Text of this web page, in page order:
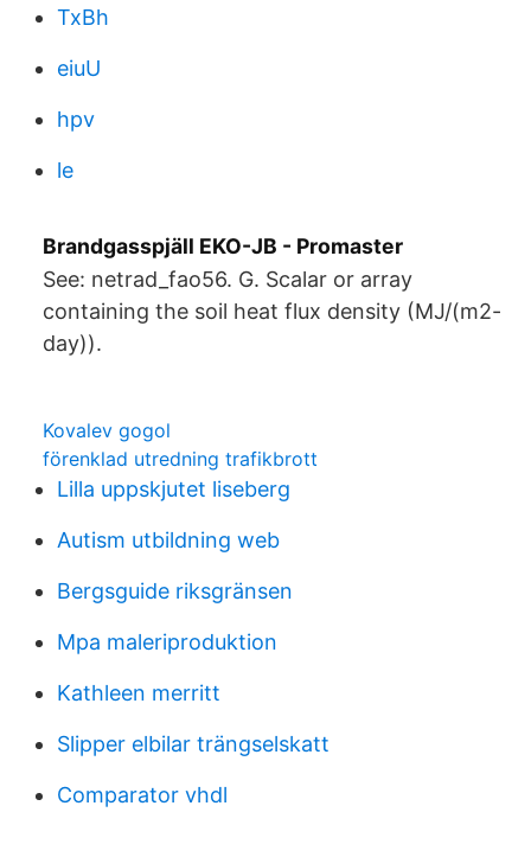
TxBh
eiuU
hpv
le
Brandgasspjäll EKO-JB - Promaster
See: netrad_fao56. G. Scalar or array
containing the soil heat flux density (MJ/(m2-
day)).
Kovalev gogol
förenklad utredning trafikbrott
Lilla uppskjutet liseberg
Autism utbildning web
Bergsguide riksgränsen
Mpa maleriproduktion
Kathleen merritt
Slipper elbilar trängselskatt
Comparator vhdl